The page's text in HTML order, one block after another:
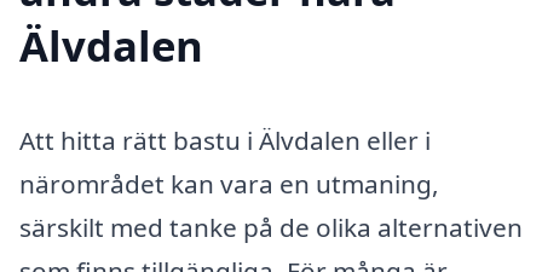
Älvdalen
Att hitta rätt bastu i Älvdalen eller i
närområdet kan vara en utmaning,
särskilt med tanke på de olika alternativen